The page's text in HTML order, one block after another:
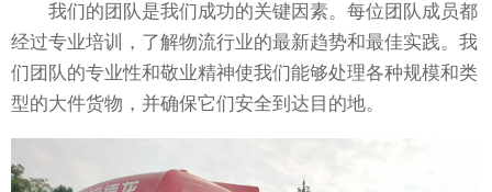
我们的团队是我们成功的关键因素。每位团队成员都
经过专业培训，了解物流行业的最新趋势和最佳实践。我
们团队的专业性和敬业精神使我们能够处理各种规模和类
型的大件货物，并确保它们安全到达目的地。